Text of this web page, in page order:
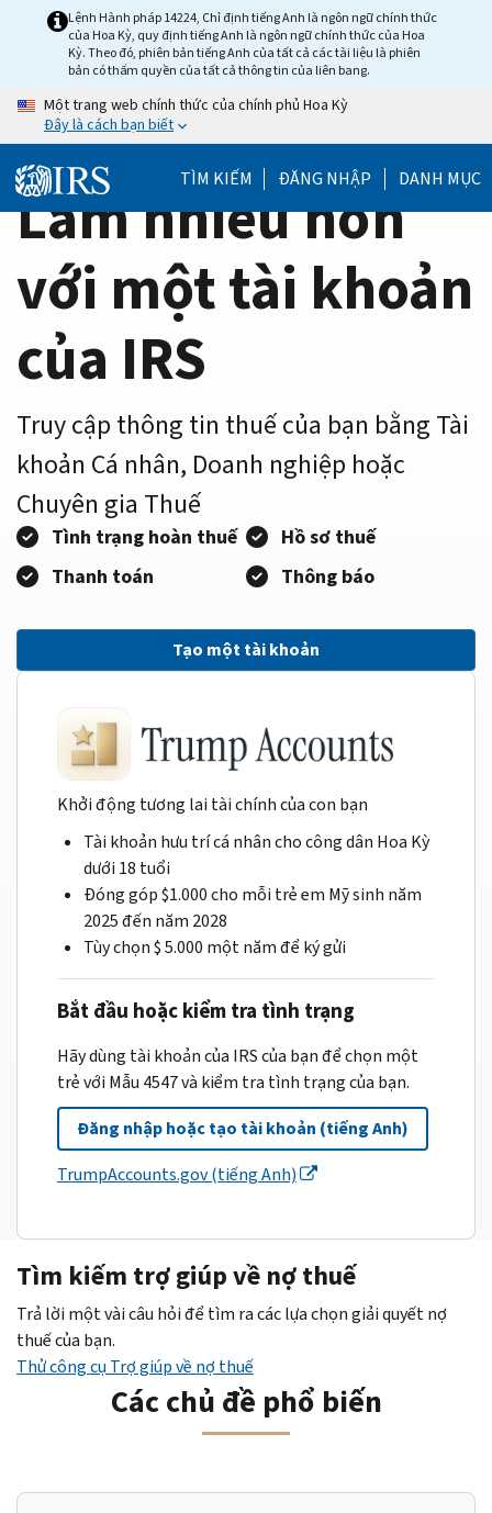
HomeLệnh Hành pháp 14224, Chỉ định tiếng Anh là ngôn ngữ chính thức
của Hoa Kỳ, quy định tiếng Anh là ngôn ngữ chính thức của Hoa
Kỳ. Theo đó, phiên bản tiếng Anh của tất cả các tài liệu là phiên
bản có thẩm quyền của tất cả thông tin của liên bang.
Một trang web chính thức của chính phủ Hoa Kỳ
Đây là cách bạn biết
TÌM KIẾM ĐĂNG NHẬP DANH MỤC
Làm nhiều hơn
với một tài khoản
của IRS
Truy cập thông tin thuế của bạn bằng Tài
khoản Cá nhân, Doanh nghiệp hoặc
Chuyên gia Thuế
Tình trạng hoàn thuế
Hồ sơ thuế
Thanh toán
Thông báo
Tạo một tài khoản
Khởi động tương lai tài chính của con bạn
Tài khoản hưu trí cá nhân cho công dân Hoa Kỳ
dưới 18 tuổi
Đóng góp $1.000 cho mỗi trẻ em Mỹ sinh năm
2025 đến năm 2028
Tùy chọn $ 5.000 một năm để ký gửi
Bắt đầu hoặc kiểm tra tình trạng
Hãy dùng tài khoản của IRS của bạn để chọn một
trẻ với Mẫu 4547 và kiểm tra tình trạng của bạn.
Đăng nhập hoặc tạo tài khoản (tiếng Anh)
TrumpAccounts.gov (tiếng Anh)
Tìm kiếm trợ giúp về nợ thuế
Trả lời một vài câu hỏi để tìm ra các lựa chọn giải quyết nợ
thuế của bạn.
Thử công cụ Trợ giúp về nợ thuế
Các chủ đề phổ biến